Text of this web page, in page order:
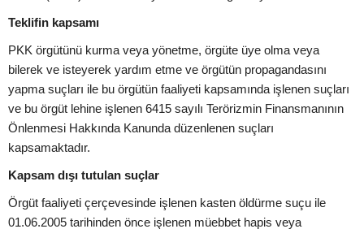
Teklifin kapsamı
PKK örgütünü kurma veya yönetme, örgüte üye olma veya
bilerek ve isteyerek yardım etme ve örgütün propagandasını
yapma suçları ile bu örgütün faaliyeti kapsamında işlenen suçları
ve bu örgüt lehine işlenen 6415 sayılı Terörizmin Finansmanının
Önlenmesi Hakkında Kanunda düzenlenen suçları
kapsamaktadır.
Kapsam dışı tutulan suçlar
Örgüt faaliyeti çerçevesinde işlenen kasten öldürme suçu ile
01.06.2005 tarihinden önce işlenen müebbet hapis veya